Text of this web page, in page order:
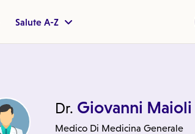
Salute A-Z
Dr. Giovanni Maioli
Medico Di Medicina Generale